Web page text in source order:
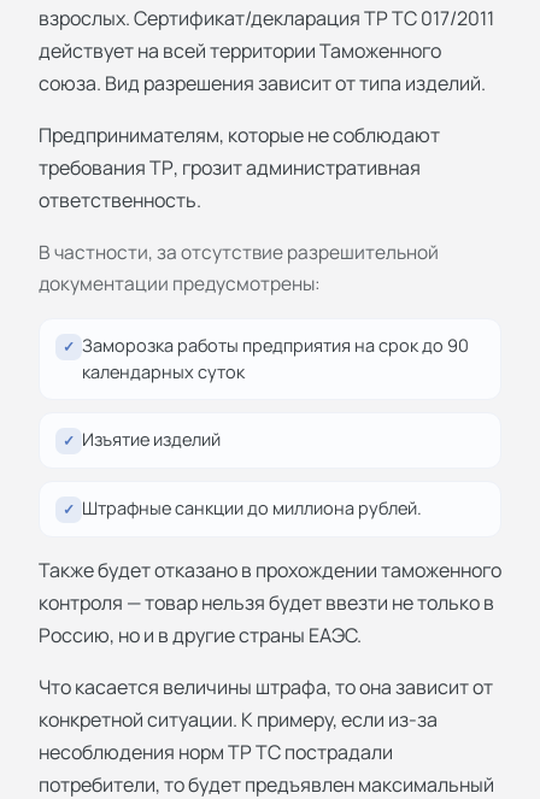
взрослых. Сертификат/декларация ТР ТС 017/2011
действует на всей территории Таможенного
союза. Вид разрешения зависит от типа изделий.
Предпринимателям, которые не соблюдают
требования ТР, грозит административная
ответственность.
В частности, за отсутствие разрешительной
документации предусмотрены:
✓ Заморозка работы предприятия на срок до 90
календарных суток
✓ Изъятие изделий
✓ Штрафные санкции до миллиона рублей.
Также будет отказано в прохождении таможенного
контроля — товар нельзя будет ввезти не только в
Россию, но и в другие страны ЕАЭС.
Что касается величины штрафа, то она зависит от
конкретной ситуации. К примеру, если из-за
несоблюдения норм ТР ТС пострадали
потребители, то будет предъявлен максимальный